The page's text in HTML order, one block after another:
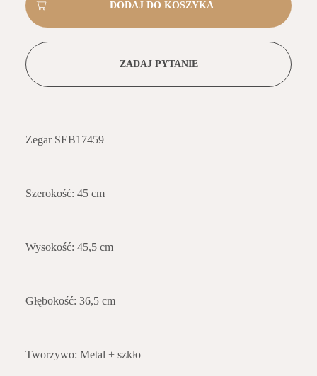
ZADAJ PYTANIE
Zegar SEB17459
Szerokość: 45 cm
Wysokość: 45,5 cm
Głębokość: 36,5 cm
Tworzywo: Metal + szkło